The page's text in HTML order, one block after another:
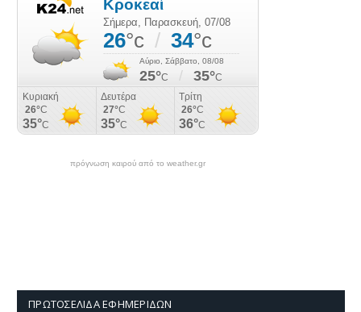
πρόγνωση καιρού από το weather.gr
ΠΡΩΤΟΣΈΛΙΔΑ ΕΦΗΜΕΡΊΔΩΝ